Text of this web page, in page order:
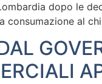
dopo le
consumazione al